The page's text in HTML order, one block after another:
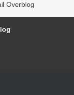
Overblog